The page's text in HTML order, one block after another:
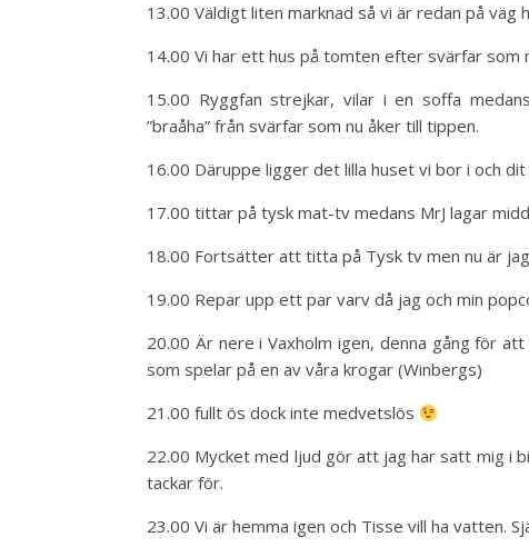
13.00 Väldigt liten marknad så vi är redan på väg
14.00 Vi har ett hus på tomten efter svärfar
15.00 Ryggfan strejkar, vilar i en soffa
”braåha” från svärfar som nu åker till tippen.
16.00 Däruppe ligger det lilla huset vi bor i och
17.00 tittar på tysk mat-tv medans MrJ lagar
18.00 Fortsätter att titta på Tysk tv men nu är
19.00 Repar upp ett par varv då jag och min
20.00 Är nere i Vaxholm igen, denna gång för
som spelar på en av våra krogar (Winbergs)
21.00 fullt ös dock inte medvetslös
22.00 Mycket med ljud gör att jag har satt mig i
tackar för.
23.00 Vi är hemma igen och Tisse vill ha vatten.